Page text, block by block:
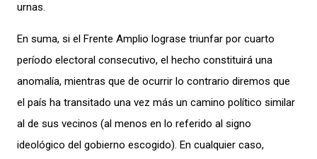
urnas.
En suma, si el Frente Amplio lograse triunfar por cuarto
período electoral consecutivo, el hecho constituirá una
anomalía, mientras que de ocurrir lo contrario diremos que
el país ha transitado una vez más un camino político similar
al de sus vecinos (al menos en lo referido al signo
ideológico del gobierno escogido). En cualquier caso,